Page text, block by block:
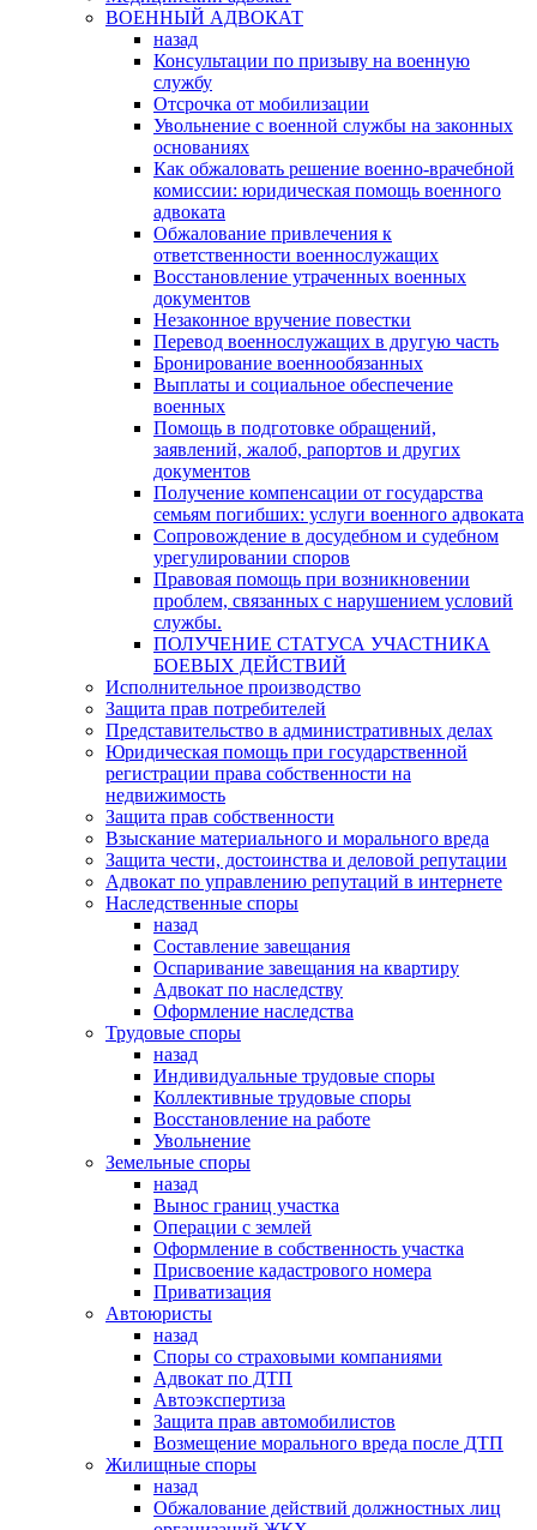
ВОЕННЫЙ АДВОКАТ
назад
Консультации по призыву на военную
службу
Отсрочка от мобилизации
Увольнение с военной службы на законных
основаниях
Как обжаловать решение военно-врачебной
комиссии: юридическая помощь военного
адвоката
Обжалование привлечения к
ответственности военнослужащих
Восстановление утраченных военных
документов
Незаконное вручение повестки
Перевод военнослужащих в другую часть
Бронирование военнообязанных
Выплаты и социальное обеспечение
военных
Помощь в подготовке обращений,
заявлений, жалоб, рапортов и других
документов
Получение компенсации от государства
семьям погибших: услуги военного адвоката
Сопровождение в досудебном и судебном
урегулировании споров
Правовая помощь при возникновении
проблем, связанных с нарушением условий
службы.
ПОЛУЧЕНИЕ СТАТУСА УЧАСТНИКА
БОЕВЫХ ДЕЙСТВИЙ
Исполнительное производство
Защита прав потребителей
Представительство в административных делах
Юридическая помощь при государственной
регистрации права собственности на
недвижимость
Защита прав собственности
Взыскание материального и морального вреда
Защита чести, достоинства и деловой репутации
Адвокат по управлению репутаций в интернете
Наследственные споры
назад
Составление завещания
Оспаривание завещания на квартиру
Адвокат по наследству
Оформление наследства
Трудовые споры
назад
Индивидуальные трудовые споры
Коллективные трудовые споры
Восстановление на работе
Увольнение
Земельные споры
назад
Вынос границ участка
Операции с землей
Оформление в собственность участка
Присвоение кадастрового номера
Приватизация
Автоюристы
назад
Споры со страховыми компаниями
Адвокат по ДТП
Автоэкспертиза
Защита прав автомобилистов
Возмещение морального вреда после ДТП
Жилищные споры
назад
Обжалование действий должностных лиц